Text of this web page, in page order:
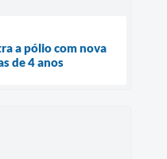
a pólio com nova
de 4 anos